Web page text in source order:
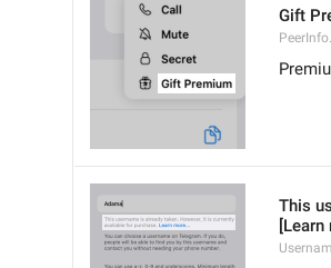
Gift
This